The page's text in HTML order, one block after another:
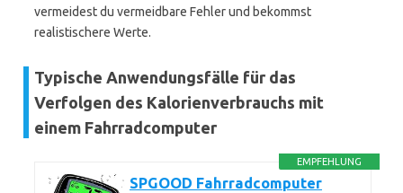
vermeidest du vermeidbare Fehler und bekommst
realistischere Werte.
Typische Anwendungsfälle für das
Verfolgen des Kalorienverbrauchs mit
einem Fahrradcomputer
EMPFEHLUNG
SPGOOD Fahrradcomputer